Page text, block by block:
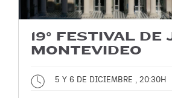
19° FESTIVAL DE
MONTEVIDEO
5 Y 6 DE DICIEMBRE , 20:30H